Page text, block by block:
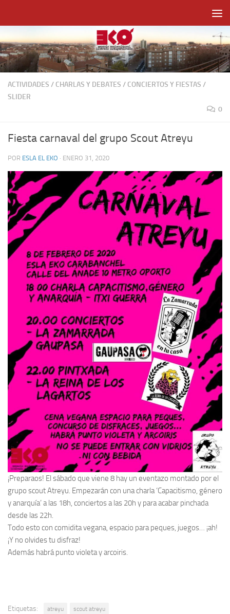
ACTIVIDADES / CHARLAS Y DEBATES / CONCIERTOS Y FIESTAS /
SLIDER
0
Fiesta carnaval del grupo Scout Atreyu
POR ESLA EL EKO · ENERO 31, 2020
¡Preparaos! El sábado que viene 8 hay un eventazo montado por el
grupo scout Atreyu. Empezarán con una charla ‘Capacitismo, género
y anarquía’ a las 18h, conciertos a las 20h y para acabar pinchada
desde las 22h.
Todo esto con comidita vegana, espacio para peques, juegos… ¡ah!
¡Y no olvides tu disfraz!
Además habrá punto violeta y arcoiris.
Etiquetas: atreyu scout atreyu